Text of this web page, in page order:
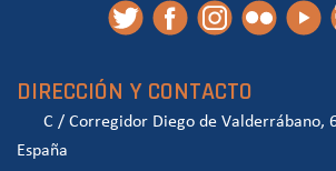
DIRECCIÓN Y CONTACTO
C / Corregidor Diego de Valderrábano,
España